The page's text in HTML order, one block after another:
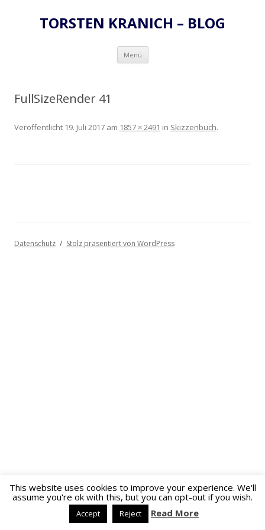
TORSTEN KRANICH – BLOG
Menü Zum
springen
FullSizeRender 41
Veröffentlicht 19. Juli 2017 am 1857 × 2491 in Skizzenbuch.
Datenschutz Stolz präsentiert von WordPress
This website uses cookies to improve your experience. We'll
assume you're ok with this, but you can opt-out if you wish.
Accept Reject Read More